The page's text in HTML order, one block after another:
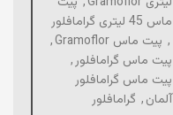
ماس 45 لیتری گرامافلور
, پیت ماس Gramoflor
,
پیت ماس گرامافلور,
پیت ماس گرامافلور
آلمان, گرامافلور